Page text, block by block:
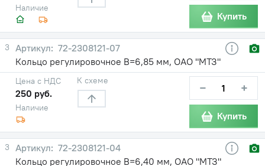
Наличие
Купить
3
72-2308121-07
Кольцо регулировочное В=6,85 мм, ОАО "МТЗ"
Наличие
Цена с НДС
250 руб.
К схеме − +
Купить
3
72-2308121-04
Кольцо регулировочное В=6,40 мм, ОАО "МТЗ"